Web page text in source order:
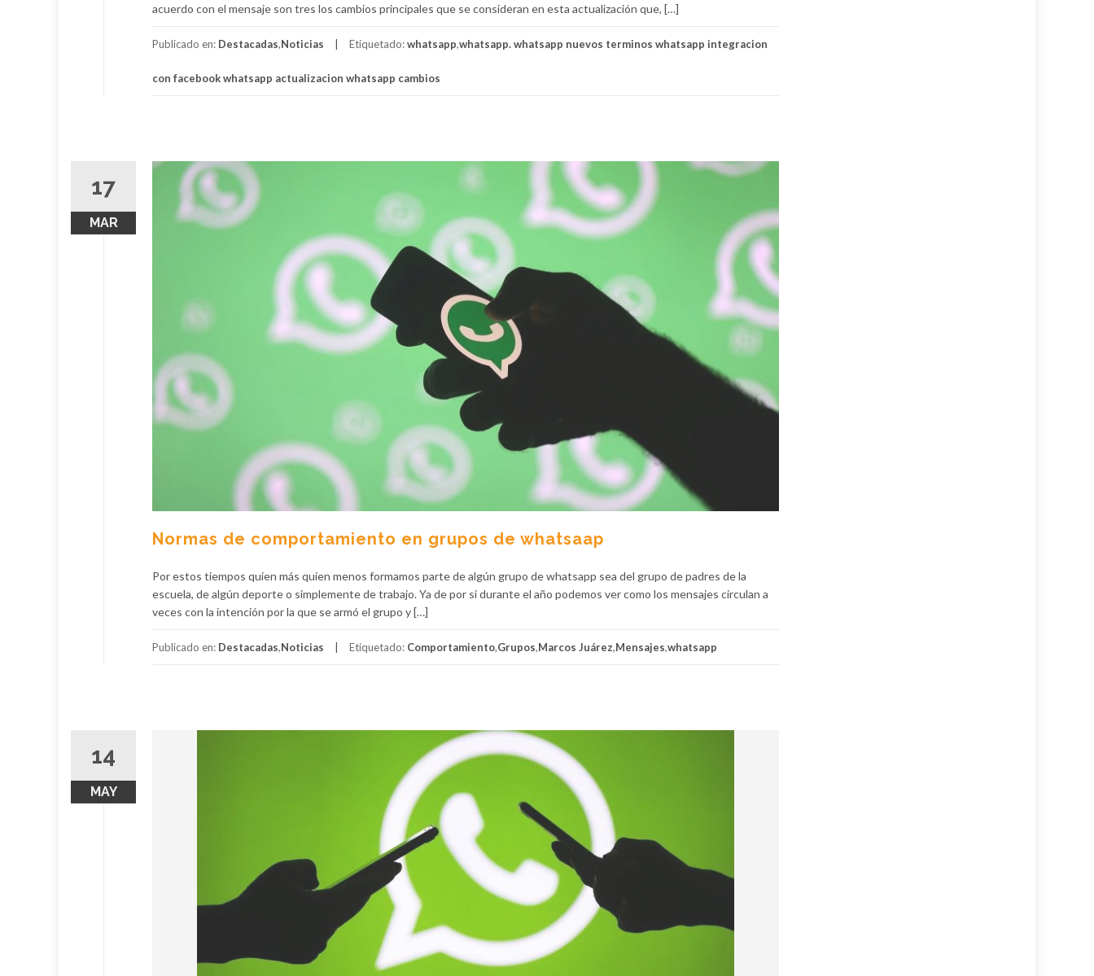
acuerdo con el mensaje son tres los cambios principales que se consideran en esta actualización que, […]
Publicado en: Destacadas,Noticias Etiquetado:whatsapp,whatsapp. whatsapp nuevos terminos whatsapp integracion
con facebook whatsapp actualizacion whatsapp cambios
17
MAR
Normas de comportamiento en grupos de whatsaap
Por estos tiempos quien más quien menos formamos parte de algún grupo de whatsapp sea del grupo de padres de la
escuela, de algún deporte o simplemente de trabajo. Ya de por si durante el año podemos ver como los mensajes circulan a
veces con la intención por la que se armó el grupo y […]
Publicado en: Destacadas,Noticias Etiquetado: Comportamiento,Grupos,Marcos Juárez,Mensajes,whatsapp
14
MAY